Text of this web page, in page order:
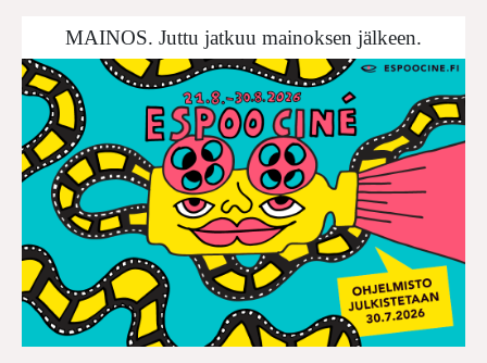
MAINOS. Juttu jatkuu mainoksen jälkeen.